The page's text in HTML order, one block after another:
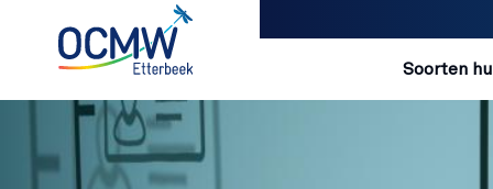
Overslaan en naar de inhoud gaan
Soorten